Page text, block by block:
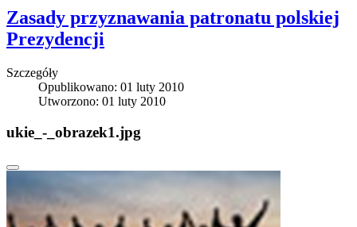
Zasady przyznawania patronatu polskiej
Prezydencji
Szczegóły
Opublikowano: 01 luty 2010
Utworzono: 01 luty 2010
ukie_-_obrazek1.jpg